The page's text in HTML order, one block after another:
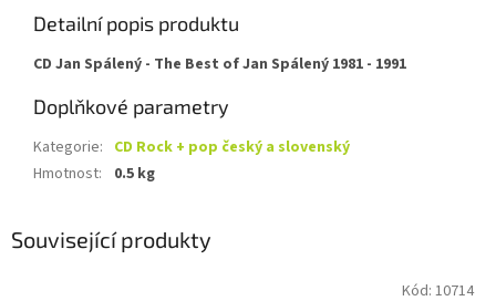
Detailní popis produktu
CD Jan Spálený - The Best of Jan Spálený 1981 - 1991
Doplňkové parametry
Kategorie: CD Rock + pop český a slovenský
Hmotnost: 0.5 kg
Související produkty
Kód: 10714